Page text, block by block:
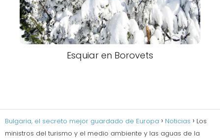
Esquiar en Borovets
Bulgaria, el secreto mejor guardado de Europa Noticias
Los
ministros del turismo y el medio ambiente y las aguas de la